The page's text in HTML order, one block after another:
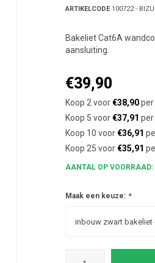
ARTIKELCODE100722 -
Bakeliet Cat6A
aansluiting.
€39,90
Koop 2 voor€38,90per
Koop 5 voor€37,91
Koop 10 voor€36,91
Koop 25 voor€35,91
AANTAL OP VOORRAAD:
Maak een keuze: *
inbouw zwart bakeliet